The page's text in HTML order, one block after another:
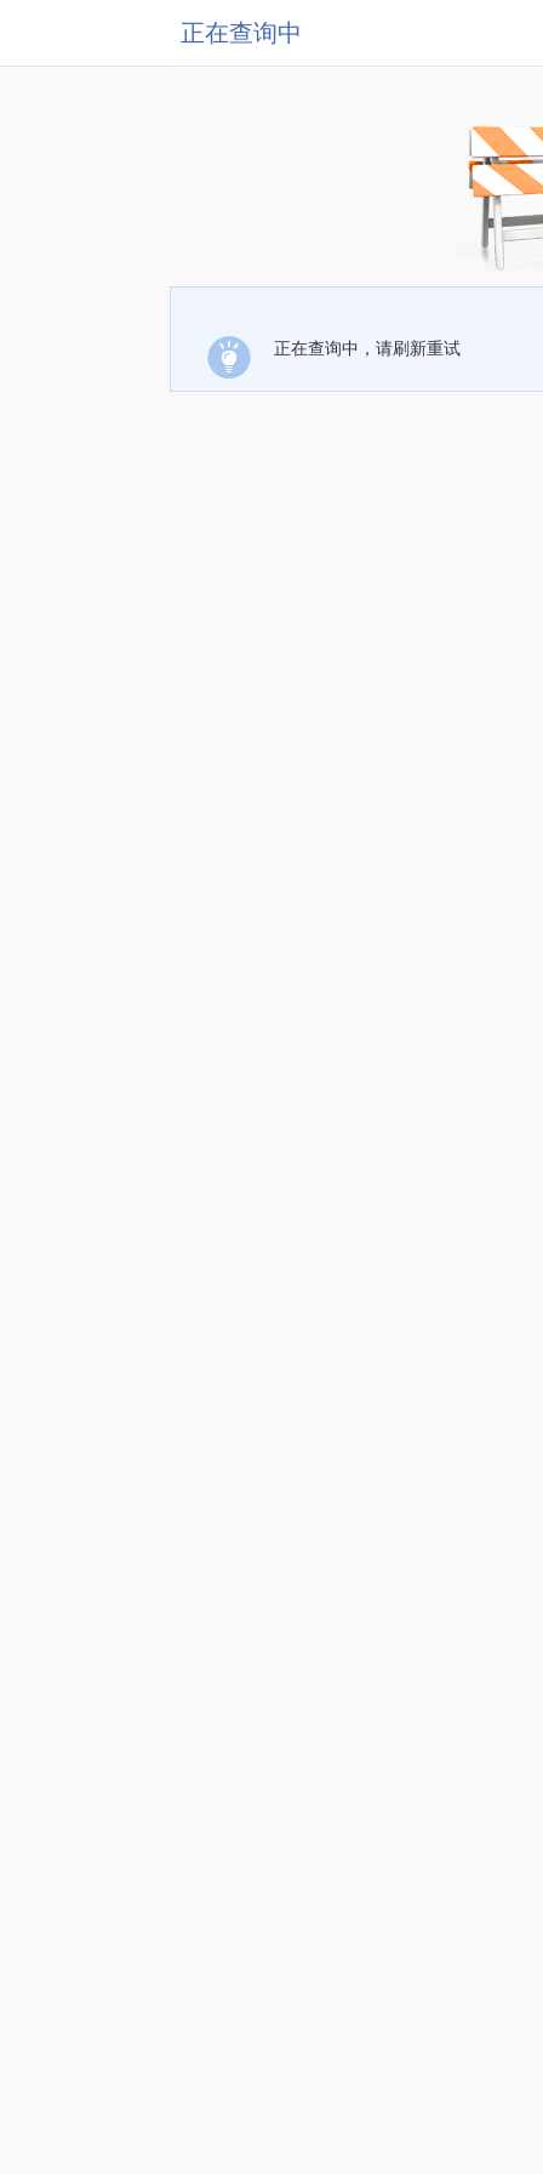
正在查询中
正在查询中，请刷新重试